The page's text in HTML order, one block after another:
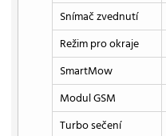
Snímač zvednutí
Režim pro okraje
SmartMow
Modul GSM
Turbo sečení